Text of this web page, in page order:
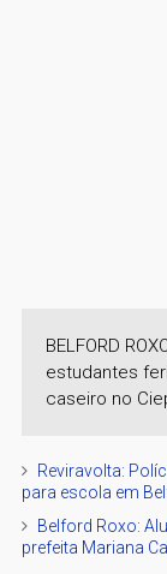
BELFORD
estudantes
caseiro no
Reviravolta:
para escola em
Belford Roxo:
prefeita Mariana